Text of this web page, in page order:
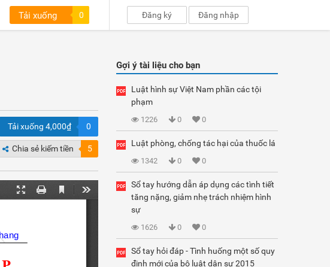
Tải xuống 0 Đăng ký Đăng nhập
Tải xuống 4,000₫ 0
Chia sẻ kiếm tiền 5
Gợi ý tài liệu cho bạn
Luật hình sự Việt Nam phần các tội
phạm
1226 0 0
Luật phòng, chống tác hại của thuốc lá
1342 0 0
Sổ tay hướng dẫn áp dụng các tình tiết
tăng nặng, giảm nhẹ trách nhiệm hình
sự
1626 0 0
Sổ tay hỏi đáp - Tình huống một số quy
định mới của bộ luật dân sự 2015